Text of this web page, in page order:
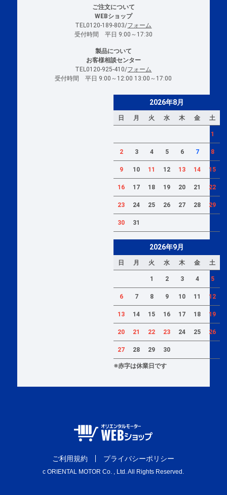
ご注文について
WEBショップ
TEL0120-189-803/フォーム
受付時間 平日 9:00～17:30
製品について
お客様相談センター
TEL0120-925-410/フォーム
受付時間 平日 9:00～12:00 13:00～17:00
ご利用規約 プライバシーポリシー
c ORIENTAL MOTOR Co. , Ltd. All Rights Reserved.
2026年8月
日 月 火 水 木 金 土
1
2 3 4 5 6 7 8
9 10 11 12 13 14 15
16 17 18 19 20 21 22
23 24 25 26 27 28 29
30 31
2026年9月
日 月 火 水 木 金 土
1 2 3 4 5
6 7 8 9 10 11 12
13 14 15 16 17 18 19
20 21 22 23 24 25 26
27 28 29 30
※赤字は休業日です